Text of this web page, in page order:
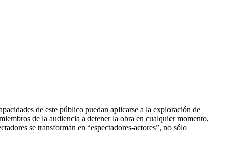
de este público puedan aplicarse a la exploración de
de la audiencia a detener la obra en cualquier momento,
se transforman en “espectadores-actores”, no sólo